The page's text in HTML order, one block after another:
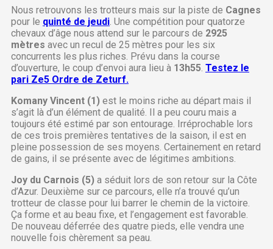
Nous retrouvons les trotteurs mais sur la piste de Cagnes
pour le quinté de jeudi. Une compétition pour quatorze
chevaux d’âge nous attend sur le parcours de 2925
mètres avec un recul de 25 mètres pour les six
concurrents les plus riches. Prévu dans la course
d’ouverture, le coup d’envoi aura lieu à 13h55. Testez le
pari Ze5 Ordre de Zeturf.
Komany Vincent (1) est le moins riche au départ mais il
s’agit là d’un élément de qualité. Il a peu couru mais a
toujours été estimé par son entourage. Irréprochable lors
de ces trois premières tentatives de la saison, il est en
pleine possession de ses moyens. Certainement en retard
de gains, il se présente avec de légitimes ambitions.
Joy du Carnois (5) a séduit lors de son retour sur la Côte
d’Azur. Deuxième sur ce parcours, elle n’a trouvé qu’un
trotteur de classe pour lui barrer le chemin de la victoire.
Ça forme et au beau fixe, et l’engagement est favorable.
De nouveau déferrée des quatre pieds, elle vendra une
nouvelle fois chèrement sa peau.